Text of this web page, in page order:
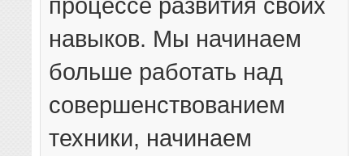
навыков. Мы начинаем
больше работать над
совершенствованием
техники, начинаем